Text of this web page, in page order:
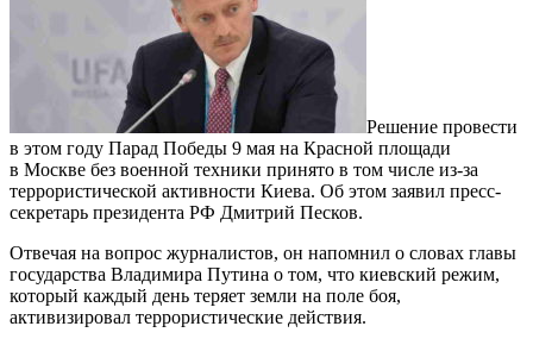
Решение провести
в этом году Парад Победы 9 мая на Красной площади
в Москве без военной техники принято в том числе из-за
террористической активности Киева. Об этом заявил пресс-
секретарь президента РФ Дмитрий Песков.
Отвечая на вопрос журналистов, он напомнил о словах главы
государства Владимира Путина о том, что киевский режим,
который каждый день теряет земли на поле боя,
активизировал террористические действия.